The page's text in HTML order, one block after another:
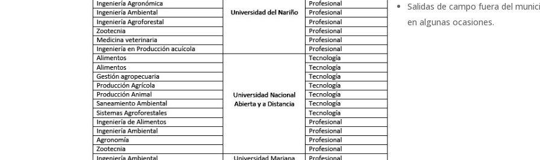
Salidas de campo fuera del
en algunas ocasiones.